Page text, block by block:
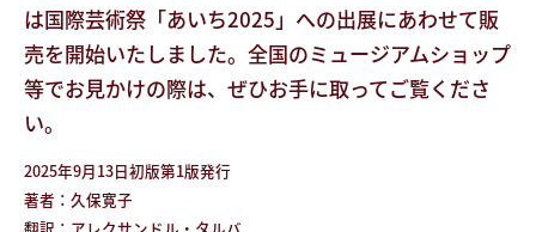
は国際芸術祭「あいち2025」への出展にあわせて販
売を開始いたしました。全国のミュージアムショップ
等でお見かけの際は、ぜひお手に取ってご覧くださ
い。
2025年9月13日初版第1版発行
著者：久保寛子